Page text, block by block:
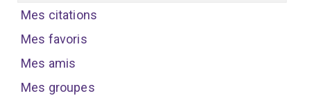
Mes citations
Mes favoris
Mes amis
Mes groupes